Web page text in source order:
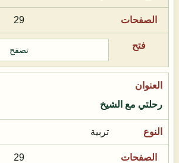
29
تصفح
رحلتي مع الشيخ
تربية
29